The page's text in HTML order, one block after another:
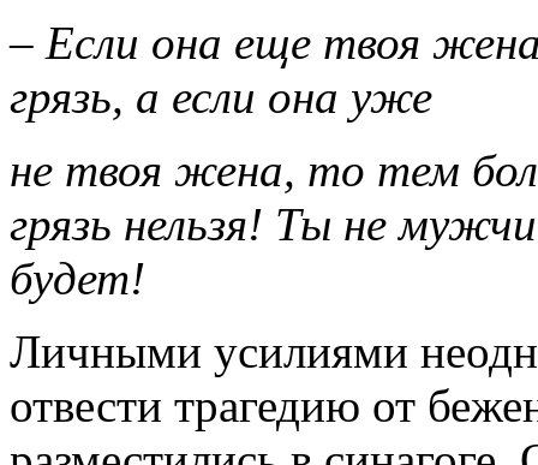
– Если она еще твоя
грязь, а если она уже
не твоя жена, то тем
грязь нельзя! Ты не
будет!
Личными усилиями
отвести трагедию от